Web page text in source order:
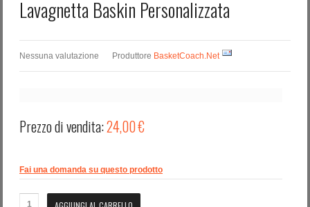
Lavagnetta Baskin Personalizzata
Nessuna valutazione Produttore BasketCoach.Net
Prezzo di vendita:24,00 €
Fai una domanda su questo prodotto